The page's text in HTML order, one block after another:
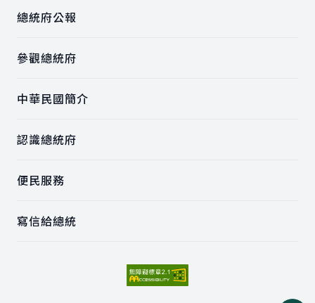
總統府公報
參觀總統府
中華民國簡介
認識總統府
便民服務
寫信給總統